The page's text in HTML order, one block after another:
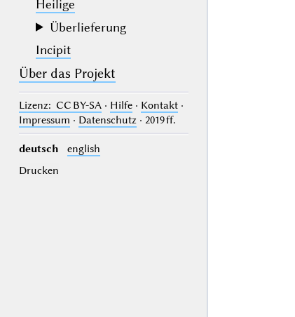
Heilige
Überlieferung
Incipit
Über das Projekt
Lizenz: CC BY-SA· Hilfe· Kontakt·
Impressum · Datenschutz· 2019 ff.
deutsch
english
Drucken